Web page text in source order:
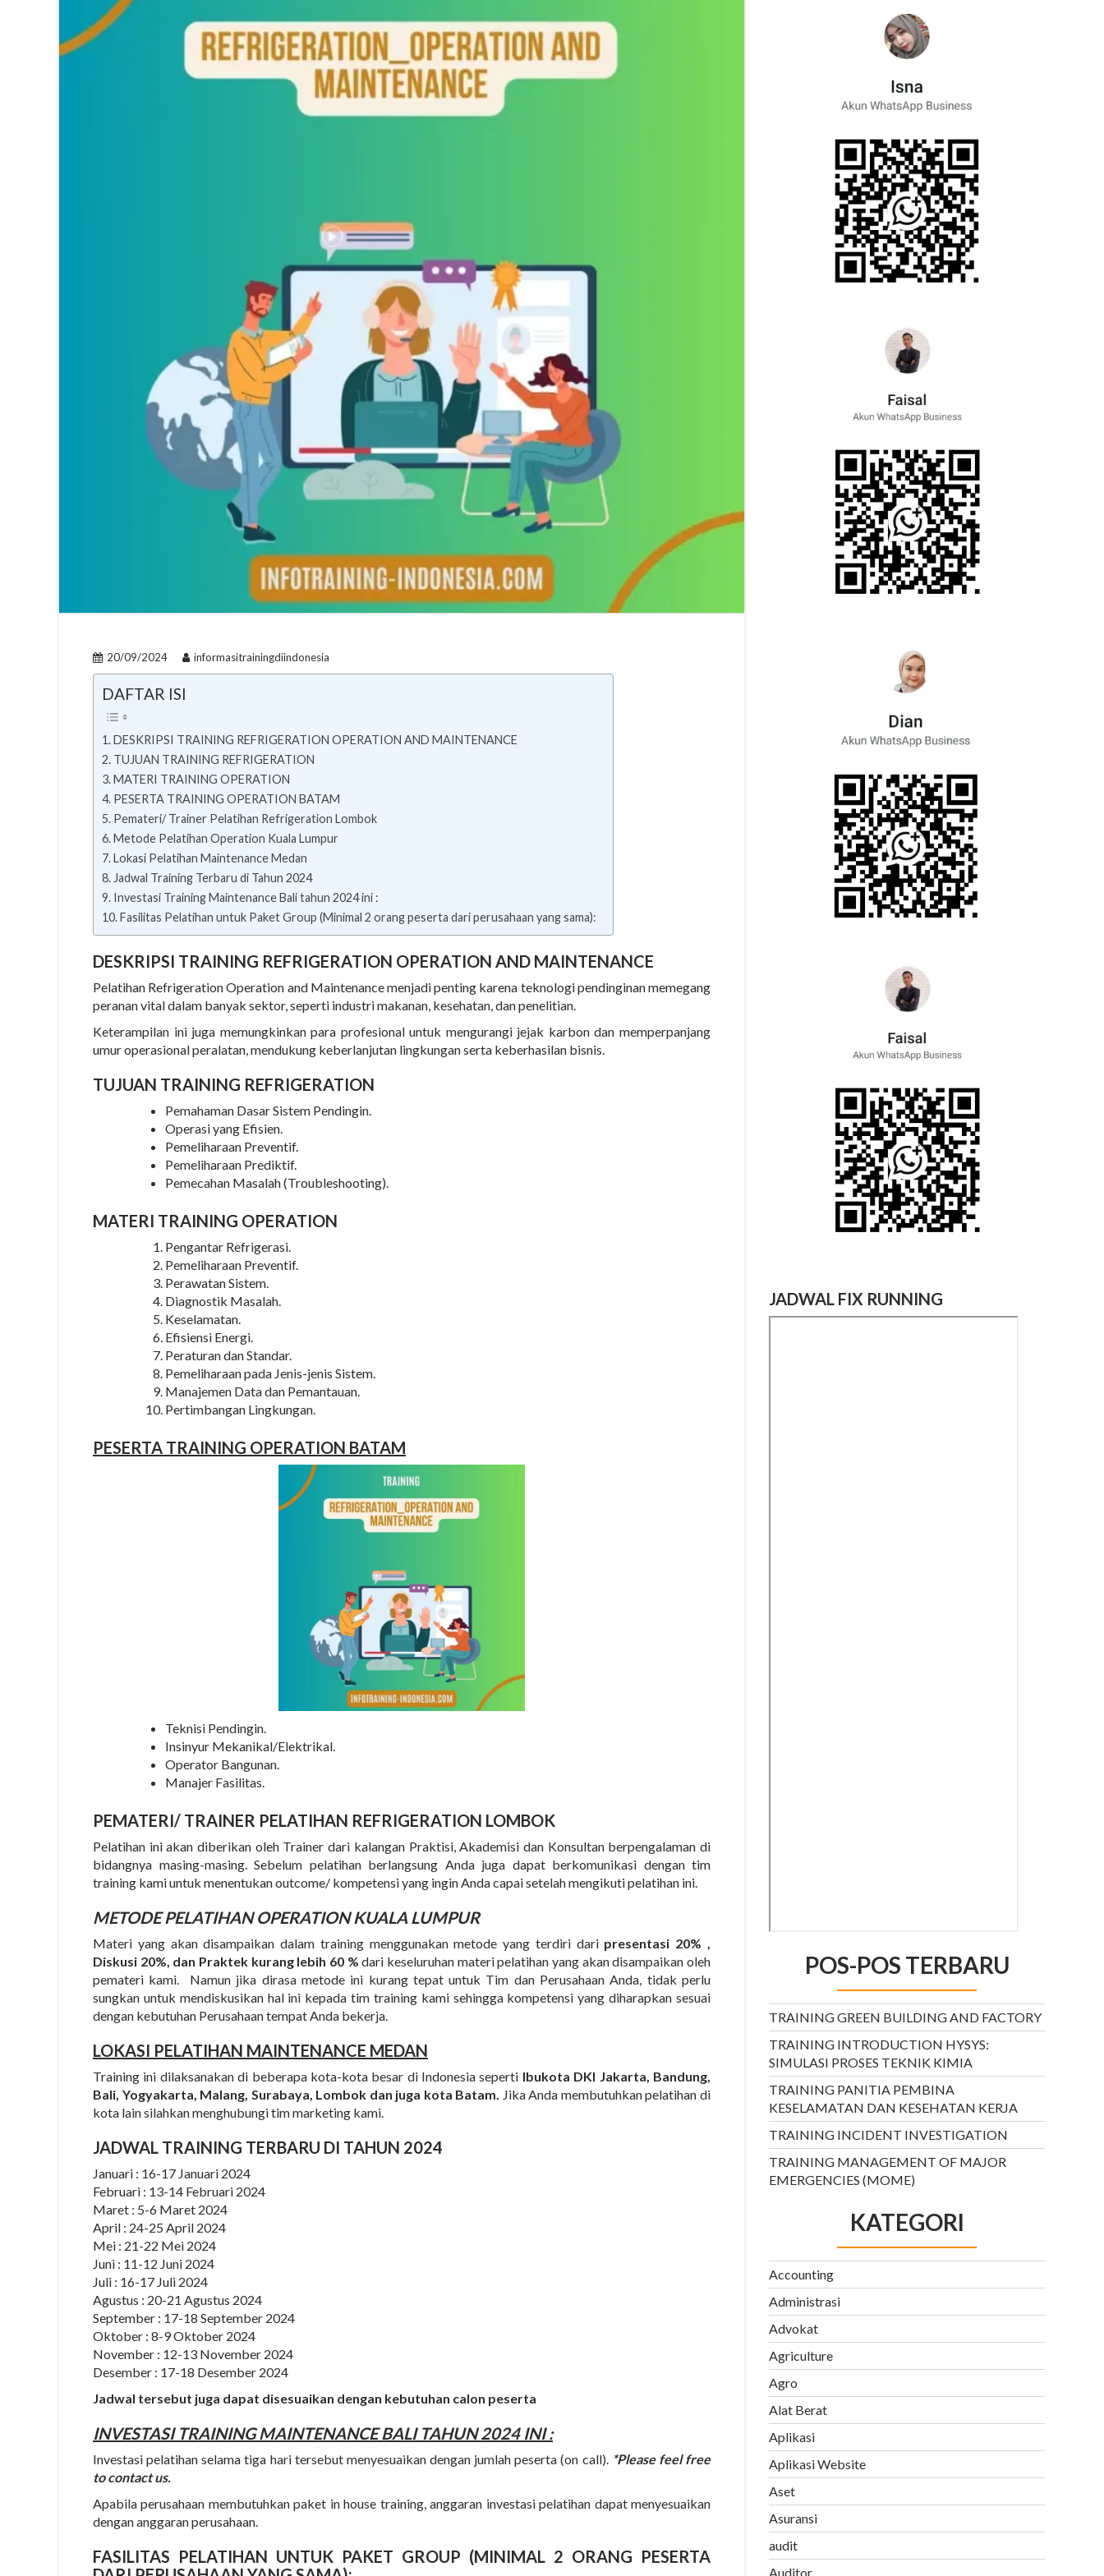
20/09/2024 informasitrainingdiindonesia
DAFTAR ISI
DESKRIPSI TRAINING REFRIGERATION OPERATION AND MAINTENANCE
TUJUAN TRAINING REFRIGERATION
MATERI TRAINING OPERATION
PESERTA TRAINING OPERATION BATAM
Pemateri/ Trainer Pelatihan Refrigeration Lombok
Metode Pelatihan Operation Kuala Lumpur
Lokasi Pelatihan Maintenance Medan
Jadwal Training Terbaru di Tahun 2024
Investasi Training Maintenance Bali tahun 2024 ini :
Fasilitas Pelatihan untuk Paket Group (Minimal 2 orang peserta dari perusahaan yang sama):
DESKRIPSI TRAINING REFRIGERATION OPERATION AND MAINTENANCE
Pelatihan Refrigeration Operation and Maintenance menjadi penting karena teknologi pendinginan memegang
peranan vital dalam banyak sektor, seperti industri makanan, kesehatan, dan penelitian.
Keterampilan ini juga memungkinkan para profesional untuk mengurangi jejak karbon dan memperpanjang
umur operasional peralatan, mendukung keberlanjutan lingkungan serta keberhasilan bisnis.
TUJUAN TRAINING REFRIGERATION
Pemahaman Dasar Sistem Pendingin.
Operasi yang Efisien.
Pemeliharaan Preventif.
Pemeliharaan Prediktif.
Pemecahan Masalah (Troubleshooting).
MATERI TRAINING OPERATION
Pengantar Refrigerasi.
Pemeliharaan Preventif.
Perawatan Sistem.
Diagnostik Masalah.
Keselamatan.
Efisiensi Energi.
Peraturan dan Standar.
Pemeliharaan pada Jenis-jenis Sistem.
Manajemen Data dan Pemantauan.
Pertimbangan Lingkungan.
PESERTA TRAINING OPERATION BATAM
Teknisi Pendingin.
Insinyur Mekanikal/Elektrikal.
Operator Bangunan.
Manajer Fasilitas.
PEMATERI/ TRAINER PELATIHAN REFRIGERATION LOMBOK
Pelatihan ini akan diberikan oleh Trainer dari kalangan Praktisi, Akademisi dan Konsultan berpengalaman di
bidangnya masing-masing. Sebelum pelatihan berlangsung Anda juga dapat berkomunikasi dengan tim
training kami untuk menentukan outcome/ kompetensi yang ingin Anda capai setelah mengikuti pelatihan ini.
METODEPELATIHAN OPERATION KUALA LUMPUR
Materi yang akan disampaikan dalam training menggunakan metode yang terdiri dari presentasi 20% ,
Diskusi 20%, dan Praktek kurang lebih 60 % dari keseluruhan materi pelatihan yang akan disampaikan oleh
pemateri kami. Namun jika dirasa metode ini kurang tepat untuk Tim dan Perusahaan Anda, tidak perlu
sungkan untuk mendiskusikan hal ini kepada tim training kami sehingga kompetensi yang diharapkan sesuai
dengan kebutuhan Perusahaan tempat Anda bekerja.
LOKASI PELATIHAN MAINTENANCE MEDAN
Training ini dilaksanakan di beberapa kota-kota besar di Indonesia seperti Ibukota DKI Jakarta, Bandung,
Bali, Yogyakarta, Malang, Surabaya, Lombok dan juga kota Batam. Jika Anda membutuhkan pelatihan di
kota lain silahkan menghubungi tim marketing kami.
JADWAL TRAINING TERBARU DI TAHUN 2024
Januari : 16-17 Januari 2024
Februari : 13-14 Februari 2024
Maret : 5-6 Maret 2024
April : 24-25 April 2024
Mei : 21-22 Mei 2024
Juni : 11-12 Juni 2024
Juli : 16-17 Juli 2024
Agustus : 20-21 Agustus 2024
September : 17-18 September 2024
Oktober : 8-9 Oktober 2024
November : 12-13 November 2024
Desember : 17-18 Desember 2024
Jadwal tersebut juga dapat disesuaikan dengan kebutuhan calon peserta
INVESTASI TRAINING MAINTENANCE BALI TAHUN 2024 INI :
Investasi pelatihan selama tiga hari tersebut menyesuaikan dengan jumlah peserta (on call). *Please feel free
to contact us.
Apabila perusahaan membutuhkan paket in house training, anggaran investasi pelatihan dapat menyesuaikan
dengan anggaran perusahaan.
FASILITAS PELATIHAN UNTUK PAKET GROUP (MINIMAL 2 ORANG PESERTA
JADWAL FIX RUNNING
POS-POS TERBARU
TRAINING GREEN BUILDING AND FACTORY
TRAINING INTRODUCTION HYSYS:
SIMULASI PROSES TEKNIK KIMIA
TRAINING PANITIA PEMBINA
KESELAMATAN DAN KESEHATAN KERJA
TRAINING INCIDENT INVESTIGATION
TRAINING MANAGEMENT OF MAJOR
EMERGENCIES (MOME)
KATEGORI
Accounting
Administrasi
Advokat
Agriculture
Agro
Alat Berat
Aplikasi
Aplikasi Website
Aset
Asuransi
audit
Auditor